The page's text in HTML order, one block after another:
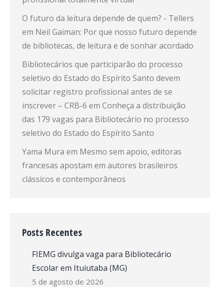
O futuro da leitura depende de quem? - Tellers
em Neil Gaiman: Por que nosso futuro depende
de bibliotecas, de leitura e de sonhar acordado
Bibliotecários que participarão do processo
seletivo do Estado do Espírito Santo devem
solicitar registro profissional antes de se
inscrever – CRB-6 em Conheça a distribuição
das 179 vagas para Bibliotecário no processo
seletivo do Estado do Espírito Santo
Yama Mura em Mesmo sem apoio, editoras
francesas apostam em autores brasileiros
clássicos e contemporâneos
Posts Recentes
FIEMG divulga vaga para Bibliotecário
Escolar em Ituiutaba (MG)
5 de agosto de 2026